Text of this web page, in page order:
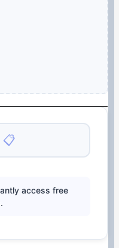
📋
access free